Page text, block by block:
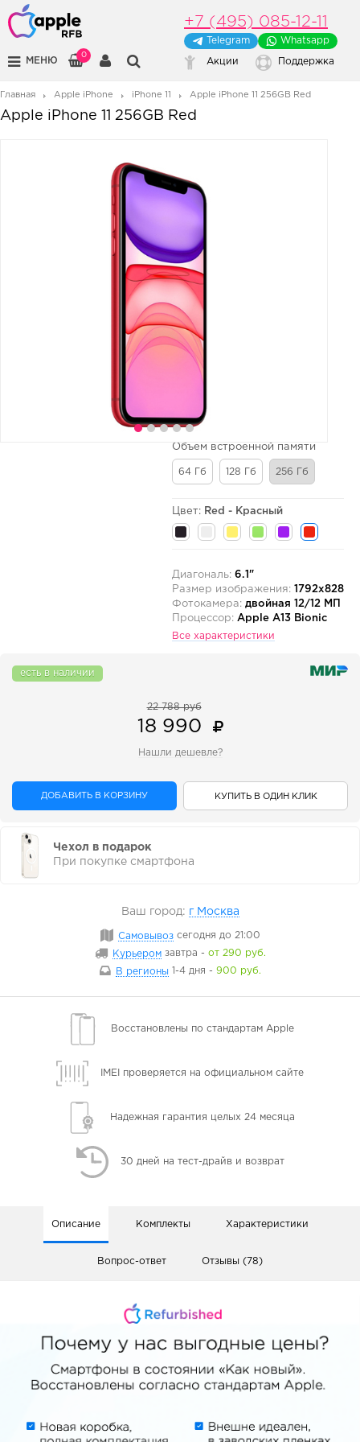
МЕНЮ
0
+7 (495) 085-12-11
Telegram Whatsapp
Акции Поддержка
Главная Apple iPhone iPhone 11 Apple iPhone 11 256GB Red
Apple iPhone 11 256GB Red
Объем встроенной памяти
64 Гб 128 Гб 256 Гб
Цвет: Red - Красный
Диагональ: 6.1"
Размер изображения:
1792x828
Фотокамера: двойная 12/12 МП
Процессор: Apple A13 Bionic
Все характеристики
есть в наличии
22 788 руб
18 990
Нашли дешевле?
ДОБАВИТЬ В КОРЗИНУ КУПИТЬ В ОДИН КЛИК
Чехол в подарок
При покупке смартфона
Ваш город: г Москва
Самовывоз сегодня до 21:00
Курьером завтра - от 290 руб.
В регионы
1-4 дня - 900 руб.
Восстановлены по стандартам Apple
IMEI проверяется на официальном сайте
Надежная гарантия целых 24 месяца
30 дней на тест-драйв и возврат
Описание Комплекты Характеристики
Вопрос-ответ Отзывы (78)